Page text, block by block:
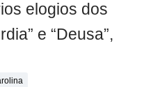
elogios dos
e “Deusa”,